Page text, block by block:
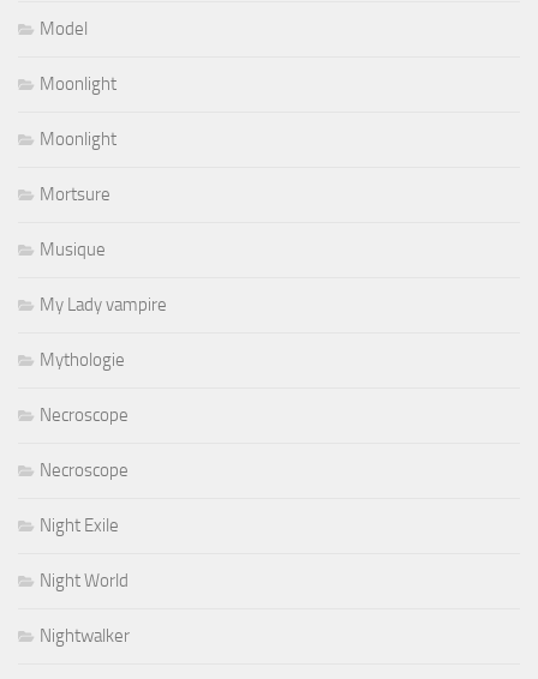
Model
Moonlight
Moonlight
Mortsure
Musique
My Lady vampire
Mythologie
Necroscope
Necroscope
Night Exile
Night World
Nightwalker